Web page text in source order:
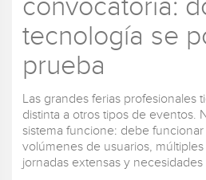
convocatoria:
tecnología se
prueba
Las grandes ferias profesionales
distinta a otros tipos de eventos.
sistema funcione: debe
volúmenes de usuarios,
jornadas extensas y